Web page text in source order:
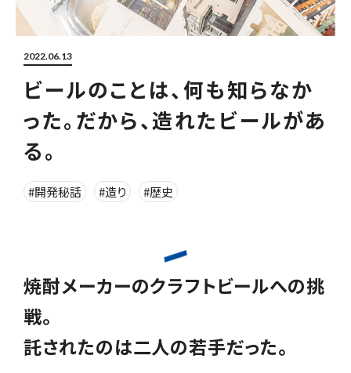
2022.06.13
ビールのことは、何も知らなか
った。だから、造れたビールがあ
る。
#開発秘話 #造り #歴史
焼酎メーカーのクラフトビールへの挑
戦。
託されたのは二人の若手だった。